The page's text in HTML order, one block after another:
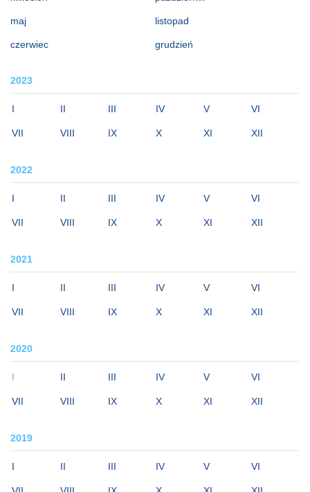
maj
czerwiec
listopad
grudzień
2023
I II III IV V VI
VII VIII IX X XI XII
2022
I II III IV V VI
VII VIII IX X XI XII
2021
I II III IV V VI
VII VIII IX X XI XII
2020
I II III IV V VI
VII VIII IX X XI XII
2019
I II III IV V VI